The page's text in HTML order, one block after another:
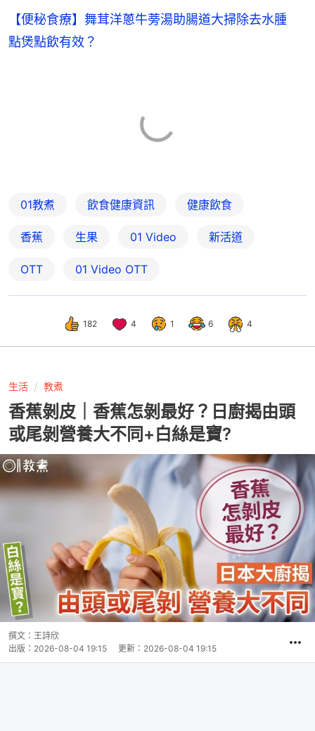
【便秘食療】舞茸洋蔥牛蒡湯助腸道大掃除去水腫
點煲點飲有效？
01教煮 飲食健康資訊 健康飲食
香蕉 生果 01 Video 新活道
OTT 01‌ ‌Video‌ ‌OTT
182 4 1 6 4
生活 教煮
香蕉剝皮｜香蕉怎剝最好？日廚揭由頭
或尾剝營養大不同+白絲是寶?
撰文： 王詩欣
出版： 2026-08-04 19:15 更新： 2026-08-04 19:15